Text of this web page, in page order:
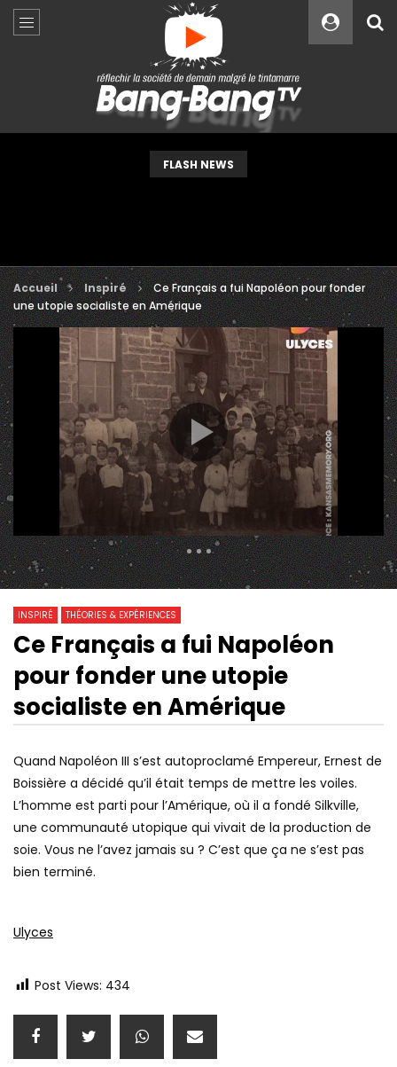
FLASH NEWS
Accueil Inspiré
Ce Français a fui Napoléon pour fonder
une utopie socialiste en Amérique
434 Views
0 0
Watch Later
31:10
POURQUOI JEAN-PIERRE PETIT EST
UN PRODIGE DE LA PHYSIQUE |
IDRISS ABERKANE
22:20
UTOPIE – LES
RÉSOLUS ! [ST]
INSPIRÉ THÉORIES & EXPÉRIENCES
Ce Français a fui Napoléon
pour fonder une utopie
socialiste en Amérique
Quand Napoléon III s’est autoproclamé Empereur, Ernest de
Boissière a décidé qu’il était temps de mettre les voiles.
L’homme est parti pour l’Amérique, où il a fondé Silkville,
une communauté utopique qui vivait de la production de
soie. Vous ne l’avez jamais su ? C’est que ça ne s’est pas
bien terminé.
Ulyces
Post Views: 434
Custom Amount
VEUILLEZ PATIENTER...